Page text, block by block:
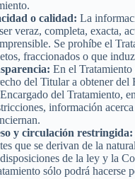
o calidad: La
veraz, completa, exacta,
Se prohíbe el
fraccionados o que
En el Tratamiento
del Titular a obtener del
del Tratamiento,
información
y circulación restringida:
que se derivan de la
de la ley y la
sólo podrá hacerse